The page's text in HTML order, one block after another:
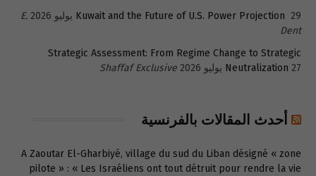
Kuwait and the Future of U.S. Power Projection 29 يوليو 2026
E.
Dent
Strategic Assessment: From Regime Change to Strategic
Neutralization 27 يوليو 2026 Shaffaf Exclusive
أحدث المقالات بالفرنسية
A Zaoutar El-Gharbiyé, village du sud du Liban désigné « zone
pilote » : « Les Israéliens ont tout détruit pour rendre la vie